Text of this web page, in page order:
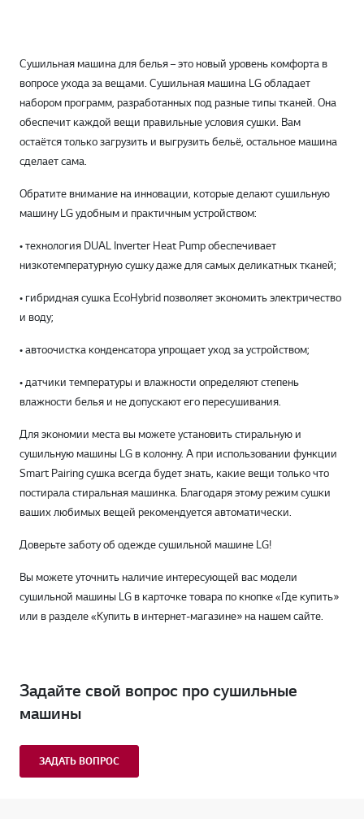
Сушильная машина для белья – это новый уровень комфорта в
вопросе ухода за вещами. Сушильная машина LG обладает
набором программ, разработанных под разные типы тканей. Она
обеспечит каждой вещи правильные условия сушки. Вам
остаётся только загрузить и выгрузить бельё, остальное машина
сделает сама.
Обратите внимание на инновации, которые делают сушильную
машину LG удобным и практичным устройством:
• технология DUAL Inverter Heat Pump обеспечивает
низкотемпературную сушку даже для самых деликатных тканей;
• гибридная сушка EcoHybrid позволяет экономить электричество
и воду;
• автоочистка конденсатора упрощает уход за устройством;
• датчики температуры и влажности определяют степень
влажности белья и не допускают его пересушивания.
Для экономии места вы можете установить стиральную и
сушильную машины LG в колонну. А при использовании функции
Smart Pairing сушка всегда будет знать, какие вещи только что
постирала стиральная машинка. Благодаря этому режим сушки
ваших любимых вещей рекомендуется автоматически.
Доверьте заботу об одежде сушильной машине LG!
Вы можете уточнить наличие интересующей вас модели
сушильной машины LG в карточке товара по кнопке «Где купить»
или в разделе «Купить в интернет-магазине» на нашем сайте.
Задайте свой вопрос про сушильные
машины
ЗАДАТЬ ВОПРОС